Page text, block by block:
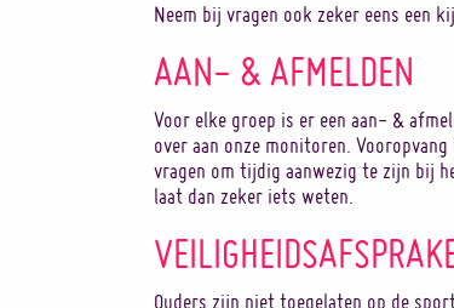
Neem bij vragen ook zeker eens een
AAN- & AFMELDEN
Voor elke groep is er een aan- &
over aan onze monitoren.
vragen om tijdig aanwezig te zijn bij
laat dan zeker iets weten.
Ouders zijn niet toegelaten op de